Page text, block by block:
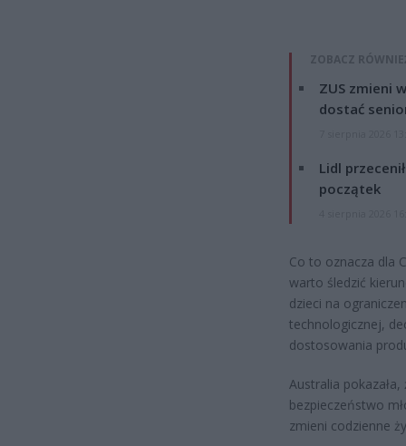
ZOBACZ
ZUS zmieni
dostać
Lidl
początek
Co to oznacza dla
warto śledzić
dzieci na
technologicznej,
dostosowania
Australia
bezpieczeństwo
zmieni codzienne